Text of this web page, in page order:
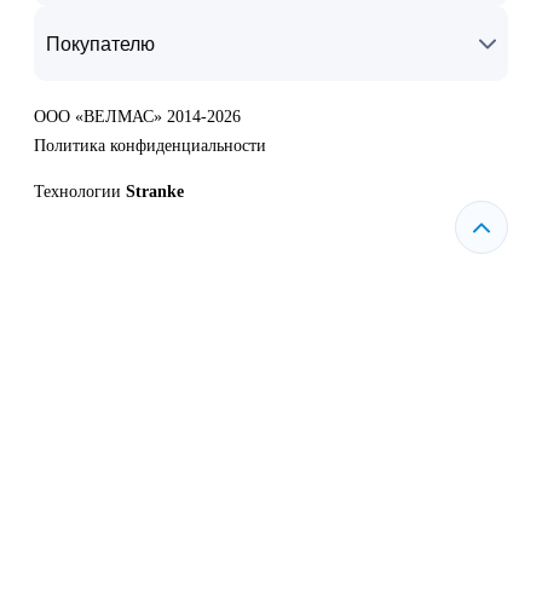
Покупателю
ООО «ВЕЛМАС» 2014-2026
Политика конфиденциальности
Технологии Stranke